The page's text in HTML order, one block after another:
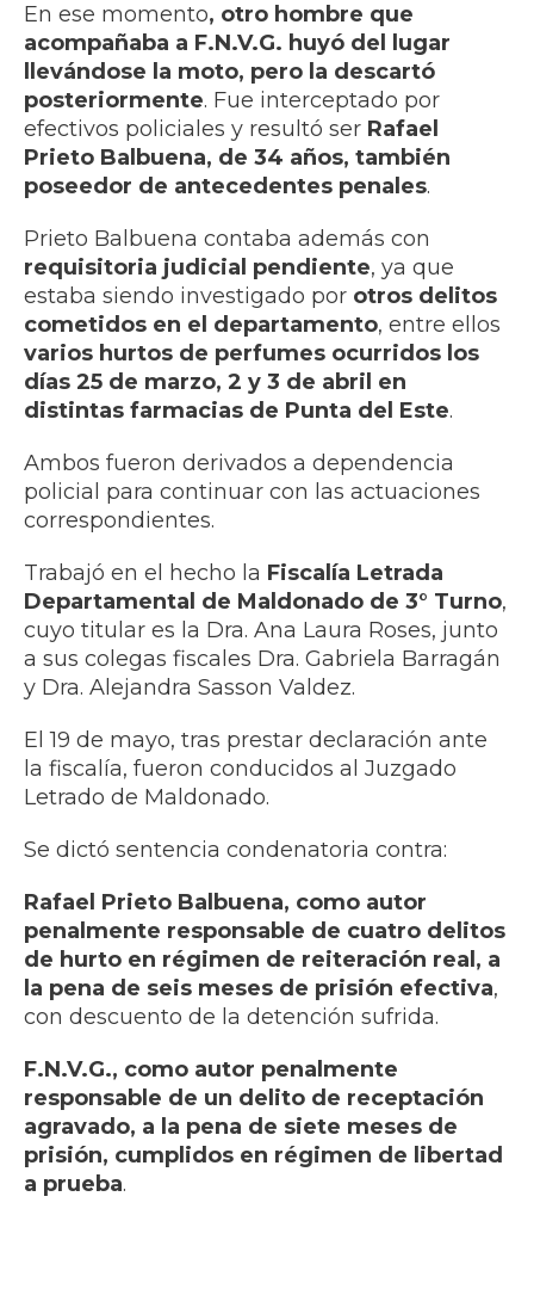
En ese momento, otro hombre que
acompañaba a F.N.V.G. huyó del lugar
llevándose la moto, pero la descartó
posteriormente. Fue interceptado por
efectivos policiales y resultó ser Rafael
Prieto Balbuena, de 34 años, también
poseedor de antecedentes penales.
Prieto Balbuena contaba además con
requisitoria judicial pendiente, ya que
estaba siendo investigado por otros delitos
cometidos en el departamento, entre ellos
varios hurtos de perfumes ocurridos los
días 25 de marzo, 2 y 3 de abril en
distintas farmacias de Punta del Este.
Ambos fueron derivados a dependencia
policial para continuar con las actuaciones
correspondientes.
Trabajó en el hecho la Fiscalía Letrada
Departamental de Maldonado de 3° Turno,
cuyo titular es la Dra. Ana Laura Roses, junto
a sus colegas fiscales Dra. Gabriela Barragán
y Dra. Alejandra Sasson Valdez.
El 19 de mayo, tras prestar declaración ante
la fiscalía, fueron conducidos al Juzgado
Letrado de Maldonado.
Se dictó sentencia condenatoria contra:
Rafael Prieto Balbuena, como autor
penalmente responsable de cuatro delitos
de hurto en régimen de reiteración real, a
la pena de seis meses de prisión efectiva,
con descuento de la detención sufrida.
F.N.V.G., como autor penalmente
responsable de un delito de receptación
agravado, a la pena de siete meses de
prisión, cumplidos en régimen de libertad
a prueba.